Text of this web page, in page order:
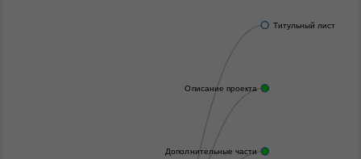
Дополнительные части
Описание проекта
Титульный лист